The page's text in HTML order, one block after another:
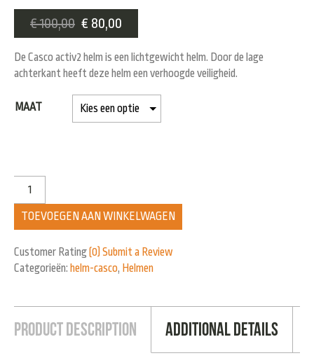
€100,00 € 80,00
De Casco activ2 helm is een lichtgewicht helm. Door de lage
achterkant heeft deze helm een verhoogde veiligheid.
MAAT
TOEVOEGEN AAN WINKELWAGEN
Customer Rating(0) Submit a Review
Categorieën: helm-casco, Helmen
Product Description Additional Details